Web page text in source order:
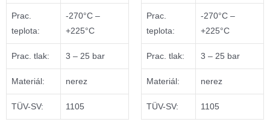
Prac.
teplota:
-270°C –
+225°C
Prac. tlak: 3 – 25 bar
Materiál: nerez
TÜV-SV: 1105
Prac.
teplota:
-270°C –
+225°C
Prac. tlak: 3 – 25 bar
Materiál: nerez
TÜV-SV: 1105